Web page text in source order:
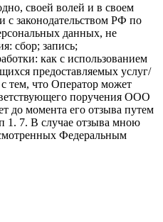
своей волей и в своем
с законодательством РФ по
данных, не
сбор; запись;
как с использованием
предоставляемых услуг/
тем, что Оператор может
поручения ООО
до момента его отзыва путем
1. 7. В случае отзыва мною
Федеральным